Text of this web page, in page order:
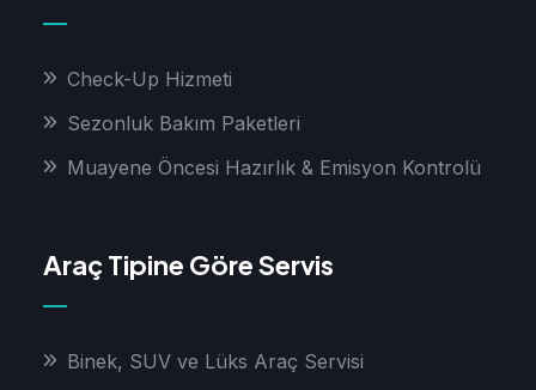
Check-Up Hizmeti
Sezonluk Bakım Paketleri
Muayene Öncesi Hazırlık & Emisyon Kontrolü
Araç Tipine Göre Servis
Binek, SUV ve Lüks Araç Servisi